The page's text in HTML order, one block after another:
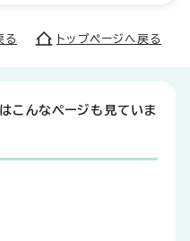
る トップページへ戻る
こんなページも見ていま